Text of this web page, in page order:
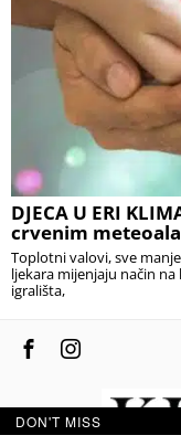
DJECA U ERI
crvenim
Toplotni valovi, sve
ljekara mijenjaju način
igrališta,
DON'T MISS